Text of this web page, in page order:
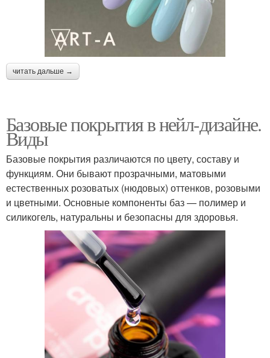
читать дальше →
Базовые покрытия в нейл-дизайне.
Виды
Базовые покрытия различаются по цвету, составу и
функциям. Они бывают прозрачными, матовыми
естественных розоватых (нюдовых) оттенков, розовыми
и цветными. Основные компоненты баз — полимер и
силикогель, натуральны и безопасны для здоровья.